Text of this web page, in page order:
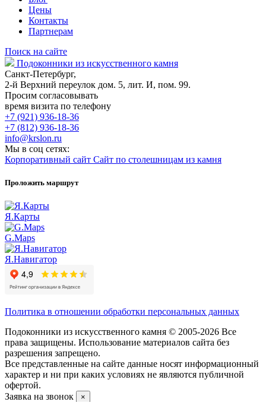
Цены
Контакты
Партнерам
Поиск на сайте
Подоконники из искусственного камня
Санкт-Петербург,
2-й Верхний переулок дом. 5, лит. И, пом. 99.
Просим согласовывать
время визита по телефону
+7 (921) 936-18-36
+7 (812) 936-18-36
info@krslon.ru
Мы в соц сетях:
Корпоративный сайт Сайт по столешницам из камня
Проложить маршрут
Я.Карты
G.Maps
Я.Навигатор
Политика в отношении обработки персональных данных
Подоконники из искусственного камня © 2005-2026 Все
права защищены. Использование материалов сайта без
разрешения запрещено.
Все представленные на сайте данные носят информационный
характер и ни при каких условиях не являются публичной
офертой.
Заявка на звонок
×